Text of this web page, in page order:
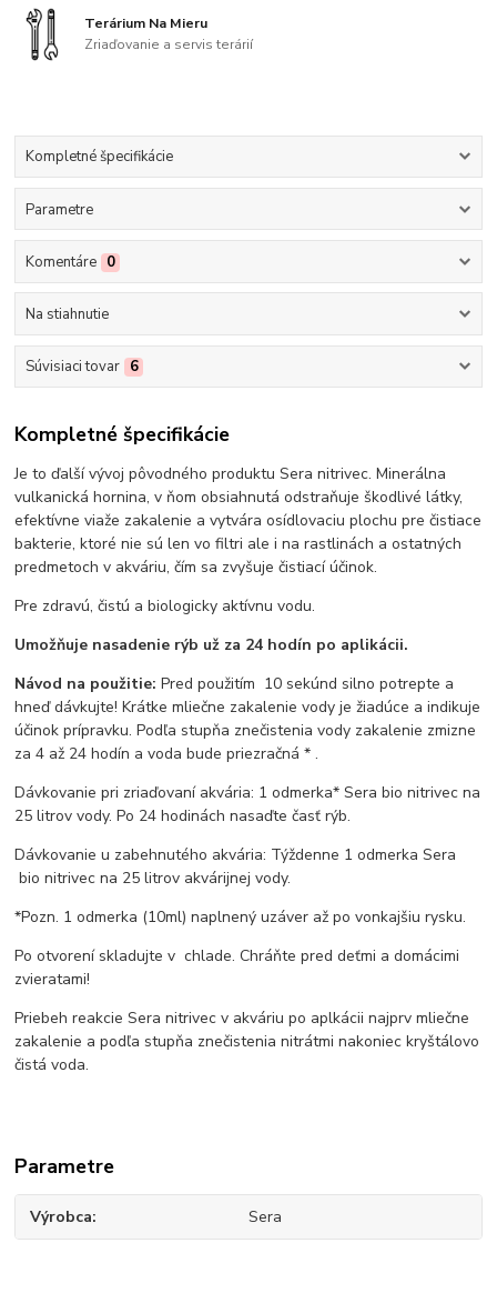
Terárium Na Mieru
Zriaďovanie a servis terárií
Kompletné špecifikácie
Parametre
Komentáre 0
Na stiahnutie
Súvisiaci tovar 6
Kompletné špecifikácie
Je to ďalší vývoj pôvodného produktu Sera nitrivec. Minerálna
vulkanická hornina, v ňom obsiahnutá odstraňuje škodlivé látky,
efektívne viaže zakalenie a vytvára osídlovaciu plochu pre čistiace
bakterie, ktoré nie sú len vo filtri ale i na rastlinách a ostatných
predmetoch v akváriu, čím sa zvyšuje čistiací účinok.
Pre zdravú, čistú a biologicky aktívnu vodu.
Umožňuje nasadenie rýb už za 24 hodín po aplikácii.
Návod na použitie:Pred použitím 10 sekúnd silno potrepte a
hneď dávkujte! Krátke mliečne zakalenie vody je žiadúce a indikuje
účinok prípravku. Podľa stupňa znečistenia vody zakalenie zmizne
za 4 až 24 hodín a voda bude priezračná * .
Dávkovanie pri zriaďovaní akvária: 1 odmerka* Sera bio nitrivec na
25 litrov vody. Po 24 hodinách nasaďte časť rýb.
Dávkovanie u zabehnutého akvária: Týždenne 1 odmerka Sera
bio nitrivec na 25 litrov akvárijnej vody.
*Pozn. 1 odmerka (10ml) naplnený uzáver až po vonkajšiu rysku.
Po otvorení skladujte v chlade. Chráňte pred deťmi a domácimi
zvieratami!
Priebeh reakcie Sera nitrivec v akváriu po aplkácii najprv mliečne
zakalenie a podľa stupňa znečistenia nitrátmi nakoniec kryštálovo
čistá voda.
Parametre
Výrobca Sera